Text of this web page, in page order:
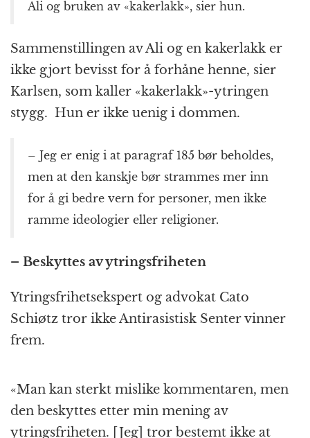
Ali og bruken av «kakerlakk», sier hun.
Sammenstillingen av Ali og en kakerlakk er
ikke gjort bevisst for å forhåne henne, sier
Karlsen, som kaller «kakerlakk»-ytringen
stygg. Hun er ikke uenig i dommen.
– Jeg er enig i at paragraf 185 bør beholdes,
men at den kanskje bør strammes mer inn
for å gi bedre vern for personer, men ikke
ramme ideologier eller religioner.
– Beskyttes av ytringsfriheten
Ytringsfrihetsekspert og advokat Cato
Schiøtz tror ikke Antirasistisk Senter vinner
frem.
«Man kan sterkt mislike kommentaren, men
den beskyttes etter min mening av
ytringsfriheten. [Jeg] tror bestemt ikke at